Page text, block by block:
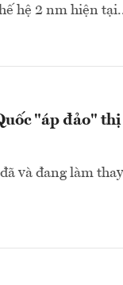
hệ 2 nm hiện
"áp đảo"
và đang làm